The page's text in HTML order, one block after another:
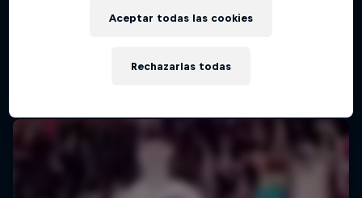
Rechazarlas todas
Aceptar todas las cookies